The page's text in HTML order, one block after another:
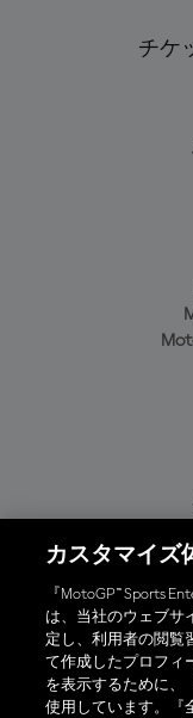
チケ
プ
カスタマイズ
『MotoGP™ Sports
は、当社のウェブサ
定し、利用者の閲覧
て作成したプロフィ
を表示するために、
使用しています。『